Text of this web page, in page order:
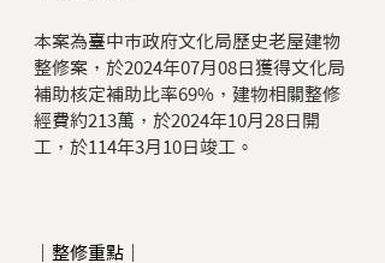
本案為臺中市政府文化局歷史老屋建物
整修案，於2024年07月08日獲得文化局
補助核定補助比率69%，建物相關整修
經費約213萬，於2024年10月28日開
工，於114年3月10日竣工。
｜整修重點｜